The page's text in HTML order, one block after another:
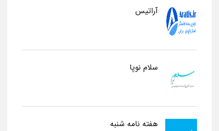
آراتیس
سلام نوپا
هفته نامه شنبه